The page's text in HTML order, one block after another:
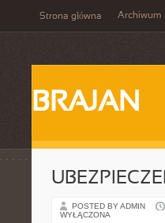
Strona główna Archiwum
BRAJAN
POSTED BY ADMIN
WYŁĄCZONA